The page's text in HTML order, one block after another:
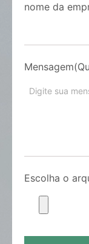
nome da
Escolha o